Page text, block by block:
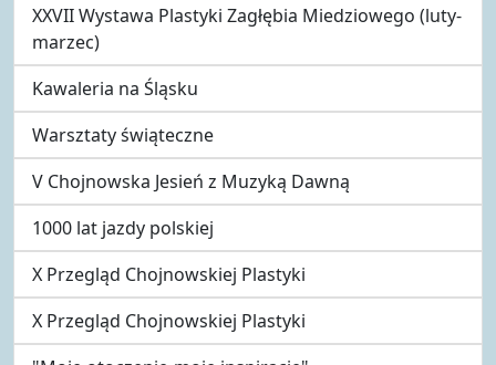
XXVII Wystawa Plastyki Zagłębia Miedziowego (luty-
marzec)
Kawaleria na Śląsku
Warsztaty świąteczne
V Chojnowska Jesień z Muzyką Dawną
1000 lat jazdy polskiej
X Przegląd Chojnowskiej Plastyki
X Przegląd Chojnowskiej Plastyki